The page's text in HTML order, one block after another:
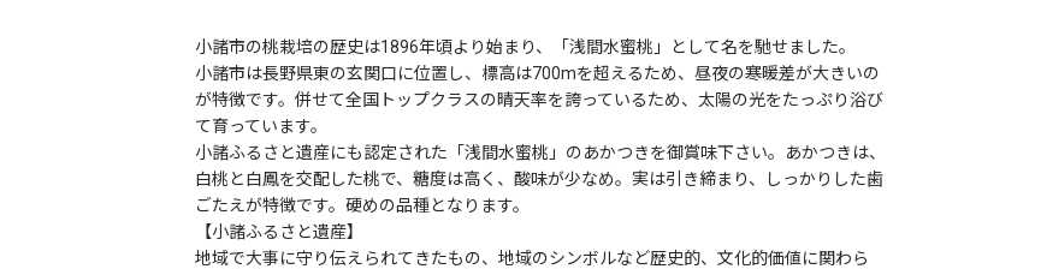
小諸市の桃栽培の歴史は1896年頃より始まり、「浅間水蜜桃」として名を馳せました。
小諸市は長野県東の玄関口に位置し、標高は700mを超えるため、昼夜の寒暖差が大きいの
が特徴です。併せて全国トップクラスの晴天率を誇っているため、太陽の光をたっぷり浴び
て育っています。
小諸ふるさと遺産にも認定された「浅間水蜜桃」のあかつきを御賞味下さい。あかつきは、
白桃と白鳳を交配した桃で、糖度は高く、酸味が少なめ。実は引き締まり、しっかりした歯
ごたえが特徴です。硬めの品種となります。
【小諸ふるさと遺産】
地域で大事に守り伝えられてきたもの、地域のシンボルなど歴史的、文化的価値に関わら